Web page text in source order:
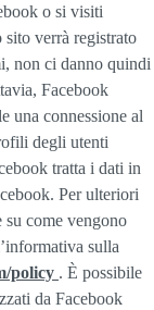
o si visiti
sito verrà registrato
non ci danno quindi
Facebook
una connessione al
degli utenti
tratta i dati in
Per ulteriori
come vengono
sulla
policy . È possibile
da Facebook